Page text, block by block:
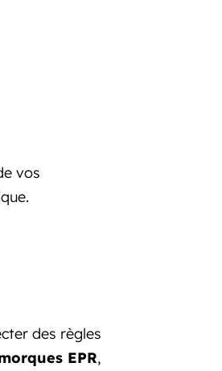
vos
des règles
EPR,